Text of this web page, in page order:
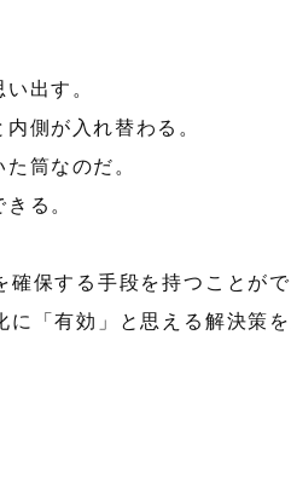
出す。
側が入れ替わる。
筒なのだ。
る。
保する手段を持つことが
「有効」と思える解決策